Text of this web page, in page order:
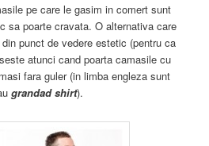
pe care le gasim in comert sunt
sa poarte cravata. O alternativa care
punct de vedere estetic (pentru ca
atunci cand poarta camasile cu
fara guler (in limba engleza sunt
grandad shirt).